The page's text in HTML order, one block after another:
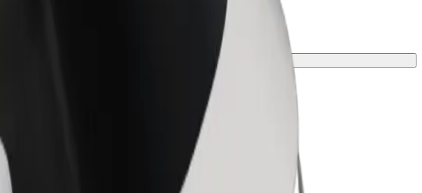
cari yang sesuai untuk perjalanan anda.